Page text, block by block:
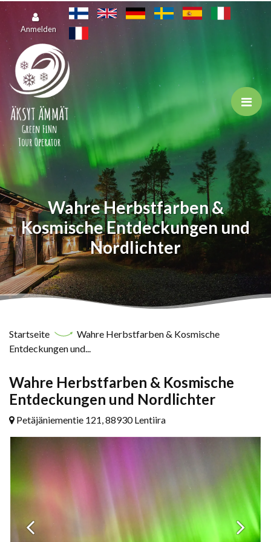
Zum Hauptinhalt springen
Anmelden
Wahre Herbstfarben &
Kosmische Entdeckungen und
Nordlichter
Startseite
Wahre Herbstfarben & Kosmische
Entdeckungen und...
Wahre Herbstfarben & Kosmische
Entdeckungen und Nordlichter
Petäjäniementie 121, 88930 Lentiira